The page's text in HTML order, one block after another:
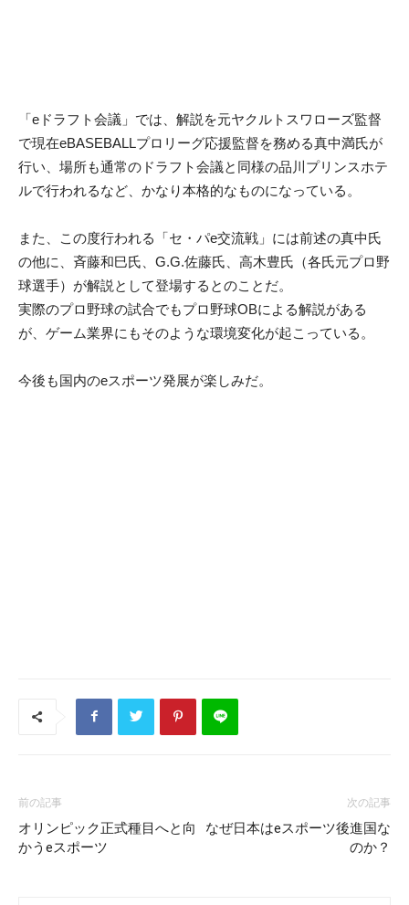
「eドラフト会議」では、解説を元ヤクルトスワローズ監督
で現在eBASEBALLプロリーグ応援監督を務める真中満氏が
行い、場所も通常のドラフト会議と同様の品川プリンスホテ
ルで行われるなど、かなり本格的なものになっている。
また、この度行われる「セ・パe交流戦」には前述の真中氏
の他に、斉藤和巳氏、G.G.佐藤氏、高木豊氏（各氏元プロ野
球選手）が解説として登場するとのことだ。
実際のプロ野球の試合でもプロ野球OBによる解説がある
が、ゲーム業界にもそのような環境変化が起こっている。
今後も国内のeスポーツ発展が楽しみだ。
前の記事
オリンピック正式種目へと向
かうeスポーツ
次の記事
なぜ日本はeスポーツ後進国な
のか？